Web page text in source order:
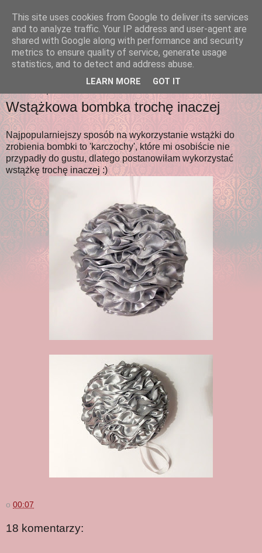
ArtAda
... czyli adriany pasje małe i duże :)
Wstążkowa bombka trochę inaczej
Najpopularniejszy sposób na wykorzystanie wstążki do
zrobienia bombki to 'karczochy', które mi osobiście nie
przypadły do gustu, dlatego postanowiłam wykorzystać
wstążkę trochę inaczej :)
o 00:07
18 komentarzy:
This site uses cookies from Google to deliver its services
and to analyze traffic. Your IP address and user-agent are
shared with Google along with performance and security
metrics to ensure quality of service, generate usage
statistics, and to detect and address abuse.
LEARN MORE GOT IT